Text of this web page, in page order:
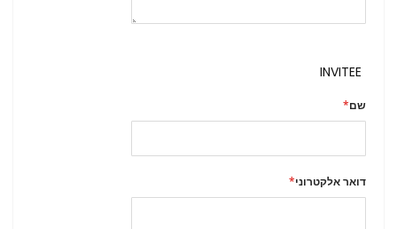
INVITEE
שם
דואר אלקטרוני